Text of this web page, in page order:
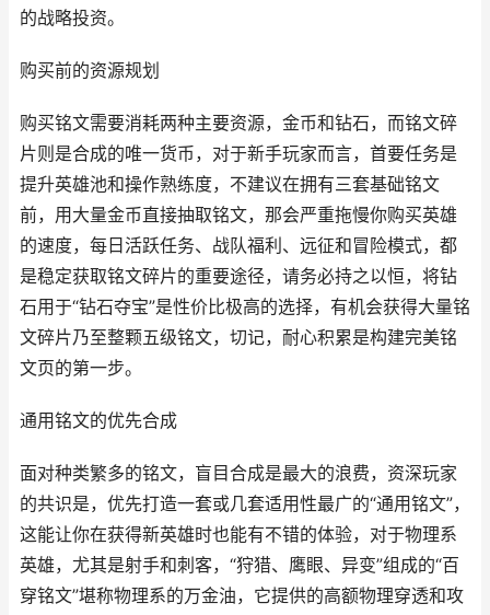
的战略投资。
购买前的资源规划
购买铭文需要消耗两种主要资源，金币和钻石，而铭文碎
片则是合成的唯一货币，对于新手玩家而言，首要任务是
提升英雄池和操作熟练度，不建议在拥有三套基础铭文
前，用大量金币直接抽取铭文，那会严重拖慢你购买英雄
的速度，每日活跃任务、战队福利、远征和冒险模式，都
是稳定获取铭文碎片的重要途径，请务必持之以恒，将钻
石用于“钻石夺宝”是性价比极高的选择，有机会获得大量铭
文碎片乃至整颗五级铭文，切记，耐心积累是构建完美铭
文页的第一步。
通用铭文的优先合成
面对种类繁多的铭文，盲目合成是最大的浪费，资深玩家
的共识是，优先打造一套或几套适用性最广的“通用铭文”，
这能让你在获得新英雄时也能有不错的体验，对于物理系
英雄，尤其是射手和刺客，“狩猎、鹰眼、异变”组成的“百
穿铭文”堪称物理系的万金油，它提供的高额物理穿透和攻